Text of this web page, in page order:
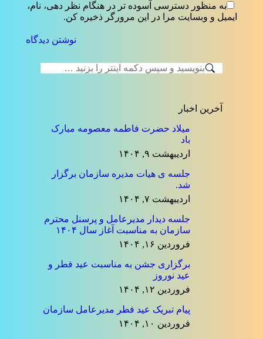
به منظور دسترسی آسوده تر در هنگام نظر دهی، نام،
ایمیل و وبسایت مرا در این مرورگر ذخیره کن.
نوشتن دیدگاه
جستجو:
آخرین اخبار
میلاد حضرت فاطمه معصومه مبارک
باد
اردیبهشت ۹, ۱۴۰۴
جلسه ی هیات مدیره سازمان برگزار
شد.
اردیبهشت ۷, ۱۴۰۴
جلسه دیدار مدیرعامل و پرسنل محترم
سازمان به مناسبت آغاز سال ۱۴۰۴
فروردین ۱۶, ۱۴۰۴
برگزاری جشن به مناسبت عید فطر و
عید نوروز
فروردین ۱۲, ۱۴۰۴
پیام تبریک عید فطر مدیرعامل سازمان
فروردین ۱۰, ۱۴۰۴